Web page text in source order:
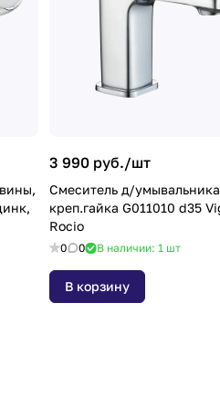
3 990 руб./шт
Смеситель д/
креп.гайка G011010 d35
Rocio
0 0 В наличии: 1 шт
В корзину